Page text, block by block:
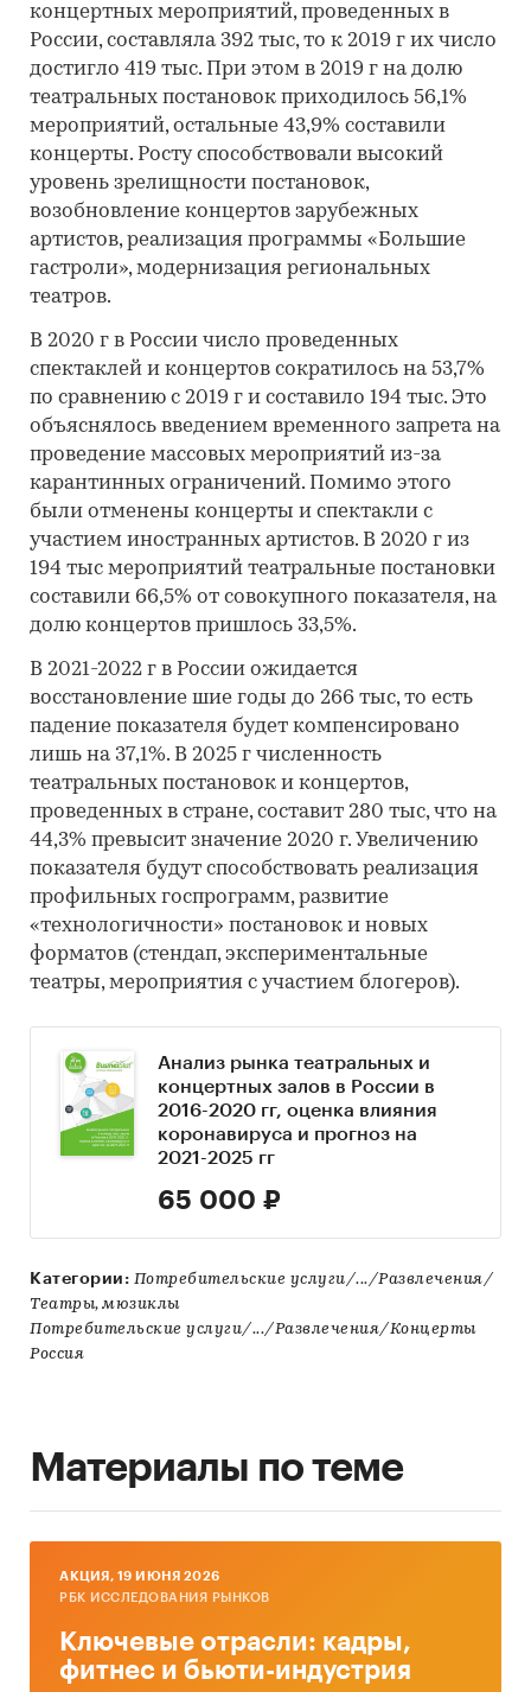
концертных мероприятий, проведенных в
России, составляла 392 тыс, то к 2019 г их число
достигло 419 тыс. При этом в 2019 г на долю
театральных постановок приходилось 56,1%
мероприятий, остальные 43,9% составили
концерты. Росту способствовали высокий
уровень зрелищности постановок,
возобновление концертов зарубежных
артистов, реализация программы «Большие
гастроли», модернизация региональных
театров.
В 2020 г в России число проведенных
спектаклей и концертов сократилось на 53,7%
по сравнению с 2019 г и составило 194 тыс. Это
объяснялось введением временного запрета на
проведение массовых мероприятий из-за
карантинных ограничений. Помимо этого
были отменены концерты и спектакли с
участием иностранных артистов. В 2020 г из
194 тыс мероприятий театральные постановки
составили 66,5% от совокупного показателя, на
долю концертов пришлось 33,5%.
В 2021-2022 г в России ожидается
восстановление шие годы до 266 тыс, то есть
падение показателя будет компенсировано
лишь на 37,1%. В 2025 г численность
театральных постановок и концертов,
проведенных в стране, составит 280 тыс, что на
44,3% превысит значение 2020 г. Увеличению
показателя будут способствовать реализация
профильных госпрограмм, развитие
«технологичности» постановок и новых
форматов (стендап, экспериментальные
театры, мероприятия с участием блогеров).
Анализ рынка театральных и
концертных залов в России в
2016-2020 гг, оценка влияния
коронавируса и прогноз на
2021-2025 гг
65 000 ₽
Категории: Потребительские услуги/.../Развлечения/
Театры, мюзиклы
Потребительские услуги/.../Развлечения/Концерты
Россия
Материалы по теме
AКЦИЯ, 19 ИЮНЯ 2026
РБК ИССЛЕДОВАНИЯ РЫНКОВ
Ключевые отрасли: кадры,
фитнес и бьюти-индустрия